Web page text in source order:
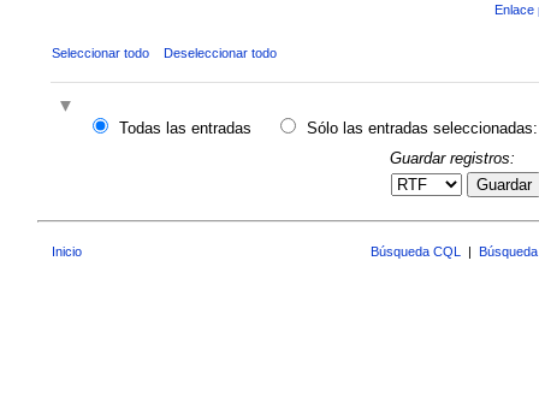
Enlace
Seleccionar todo Deseleccionar todo
Todas las entradas
Sólo las entradas seleccionadas:
Guardar registros:
Guardar
Inicio Búsqueda CQL